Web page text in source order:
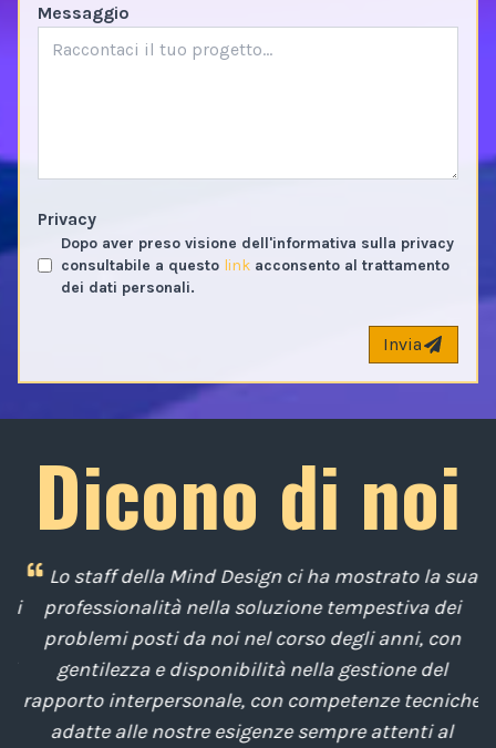
Messaggio
Privacy
Dopo aver preso visione dell'informativa sulla privacy
consultabile a questo link acconsento al trattamento
dei dati personali.
Invia
Dicono di noi
Lo staff della Mind Design ci ha mostrato la sua
professionalità nella soluzione tempestiva dei
problemi posti da noi nel corso degli anni, con
gentilezza e disponibilità nella gestione del
rapporto interpersonale, con competenze tecniche
adatte alle nostre esigenze sempre attenti al